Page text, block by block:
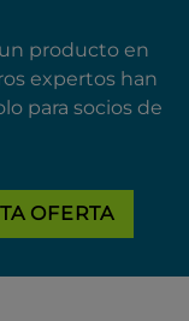
producto en
expertos han
para socios de
OFERTA